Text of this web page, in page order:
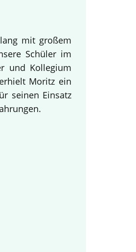
mit großem
Schüler im
und Kollegium
Moritz ein
seinen Einsatz